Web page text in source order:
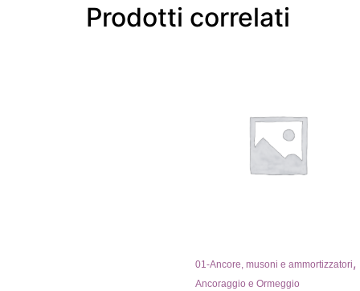
Prodotti correlati
01-Ancore, musoni e ammortizzatori,
Ancoraggio e Ormeggio